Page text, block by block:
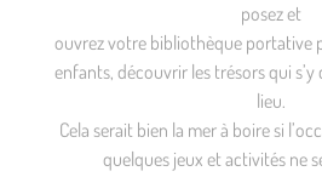
posez et
ouvrez votre bibliothèque portative
enfants, découvrir les trésors qui
lieu.
Cela serait bien la mer à boire si
quelques jeux et activités ne